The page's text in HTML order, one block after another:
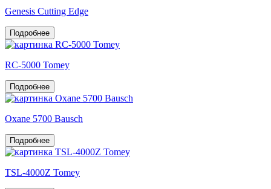
Genesis Cutting Edge
Подробнее
RC-5000 Tomey
Подробнее
Oxane 5700 Bausch
Подробнее
TSL-4000Z Tomey